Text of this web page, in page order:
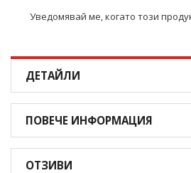
Уведомявай ме, когато този
ДЕТАЙЛИ
ПОВЕЧЕ ИНФОРМАЦИЯ
ОТЗИВИ